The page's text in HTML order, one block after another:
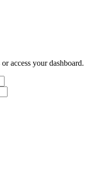
access your dashboard.